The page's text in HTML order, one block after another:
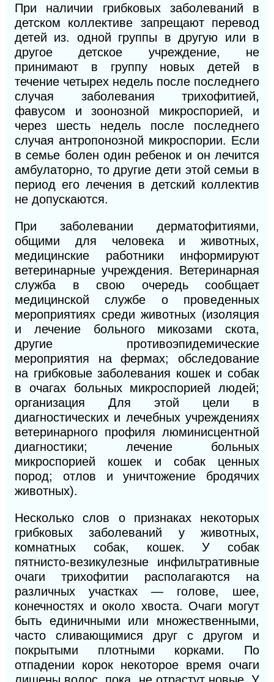
При наличии грибковых заболеваний в
детском коллективе запрещают перевод
детей из. одной группы в другую или в
другое детское учреждение, не
принимают в группу новых детей в
течение четырех недель после последнего
случая заболевания трихофитией,
фавусом и зоонозной микроспорией, и
через шесть недель после последнего
случая антропонозной микроспории. Если
в семье болен один ребенок и он лечится
амбулаторно, то другие дети этой семьи в
период его лечения в детский коллектив
не допускаются.
При заболевании дерматофитиями,
общими для человека и животных,
медицинские работники информируют
ветеринарные учреждения. Ветеринарная
служба в свою очередь сообщает
медицинской службе о проведенных
мероприятиях среди животных (изоляция
и лечение больного микозами скота,
другие противоэпидемические
мероприятия на фермах; обследование
на грибковые заболевания кошек и собак
в очагах больных микроспорией людей;
организация Для этой цели в
диагностических и лечебных учреждениях
ветеринарного профиля люминисцентной
диагностики; лечение больных
микроспорией кошек и собак ценных
пород; отлов и уничтожение бродячих
животных).
Несколько слов о признаках некоторых
грибковых заболеваний у животных,
комнатных собак, кошек. У собак
пятнисто-везикулезные инфильтративные
очаги трихофитии располагаются на
различных участках — голове, шее,
конечностях и около хвоста. Очаги могут
быть единичными или множественными,
часто сливающимися друг с другом и
покрытыми плотными корками. По
отпадении корок некоторое время очаги